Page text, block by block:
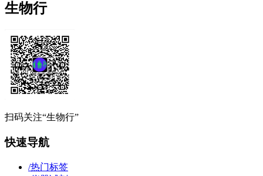
生物行
扫码关注“生物行”
快速导航
/热门标签